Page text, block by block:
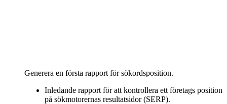
Generera en första rapport för sökordsposition.
Inledande rapport för att kontrollera ett företags position
på sökmotorernas resultatsidor (SERP).